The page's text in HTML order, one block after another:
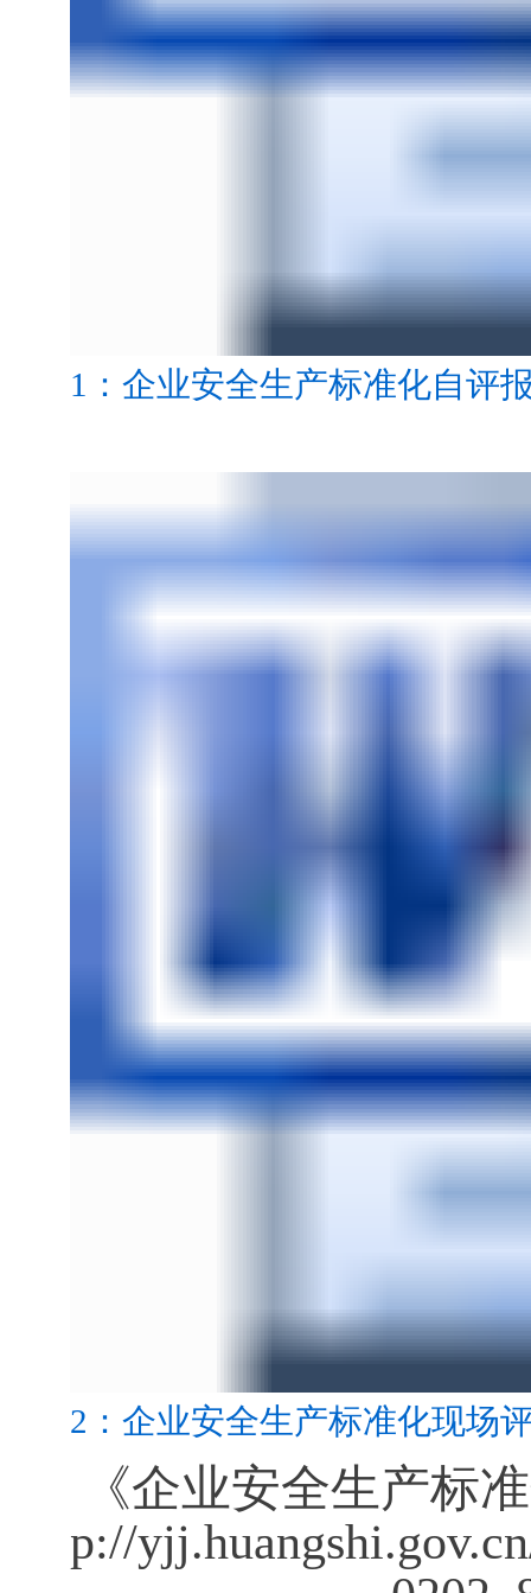
1：企业安全生产标准化自评
2：企业安全生产标准化现场
《企业安全生产标
p://